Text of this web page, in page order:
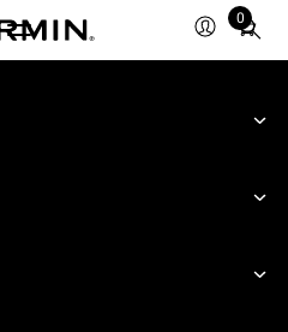
0
Total
items
cart: